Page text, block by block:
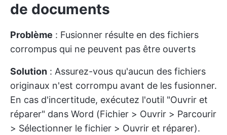
de documents
Problème : Fusionner résulte en des fichiers
corrompus qui ne peuvent pas être ouverts
Solution : Assurez-vous qu'aucun des fichiers
originaux n'est corrompu avant de les fusionner.
En cas d'incertitude, exécutez l'outil "Ouvrir et
réparer" dans Word (Fichier > Ouvrir > Parcourir
> Sélectionner le fichier > Ouvrir et réparer).